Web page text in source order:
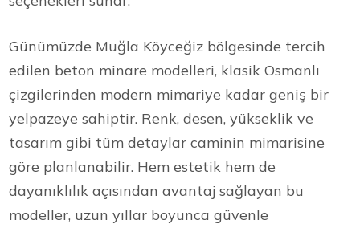
Günümüzde Muğla Köyceğiz bölgesinde tercih
edilen beton minare modelleri, klasik Osmanlı
çizgilerinden modern mimariye kadar geniş bir
yelpazeye sahiptir. Renk, desen, yükseklik ve
tasarım gibi tüm detaylar caminin mimarisine
göre planlanabilir. Hem estetik hem de
dayanıklılık açısından avantaj sağlayan bu
modeller, uzun yıllar boyunca güvenle